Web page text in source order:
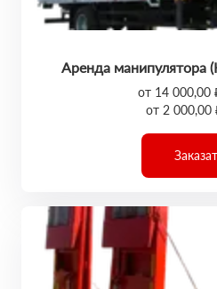
Аренда манипулятора
от 14 000,00
от 2 000,00